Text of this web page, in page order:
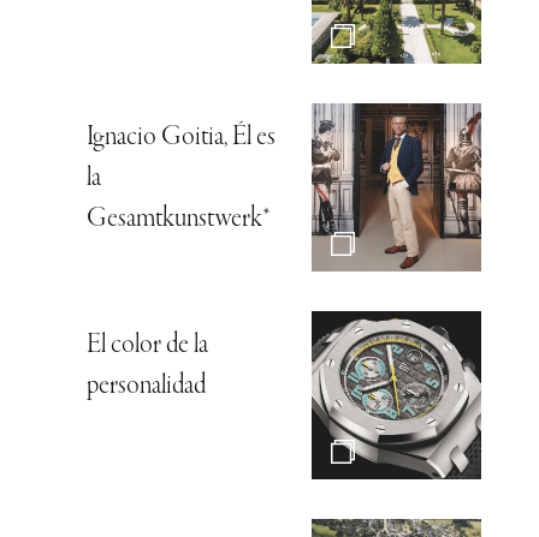
Ignacio Goitia, Él es
la
Gesamtkunstwerk*
El color de la
personalidad